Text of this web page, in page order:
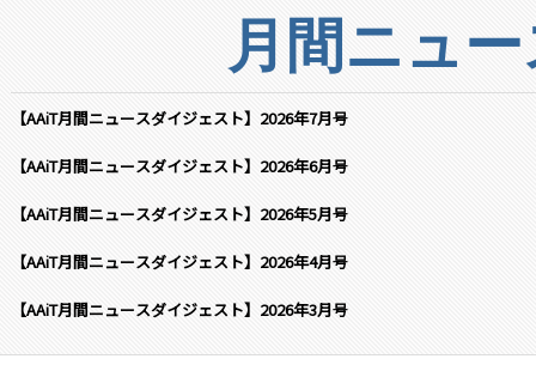
月間ニュ
【AAiT月間ニュースダイジェスト】2026年7月号
【AAiT月間ニュースダイジェスト】2026年6月号
【AAiT月間ニュースダイジェスト】2026年5月号
【AAiT月間ニュースダイジェスト】2026年4月号
【AAiT月間ニュースダイジェスト】2026年3月号